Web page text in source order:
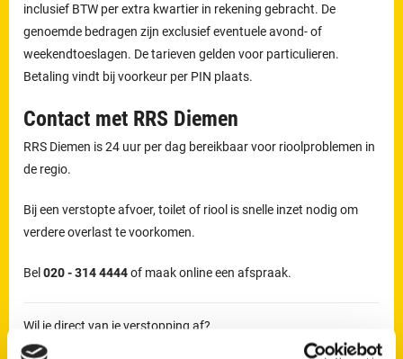
inclusief BTW per extra kwartier in rekening gebracht. De
genoemde bedragen zijn exclusief eventuele avond- of
weekendtoeslagen. De tarieven gelden voor particulieren.
Betaling vindt bij voorkeur per PIN plaats.
Contact met RRS Diemen
RRS Diemen is 24 uur per dag bereikbaar voor rioolproblemen in
de regio.
Bij een verstopte afvoer, toilet of riool is snelle inzet nodig om
verdere overlast te voorkomen.
Bel020 - 314 4444of maak online een afspraak.
Wil je direct van je verstopping af?